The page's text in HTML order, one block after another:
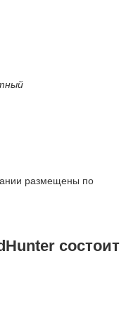
размещены по
состоит